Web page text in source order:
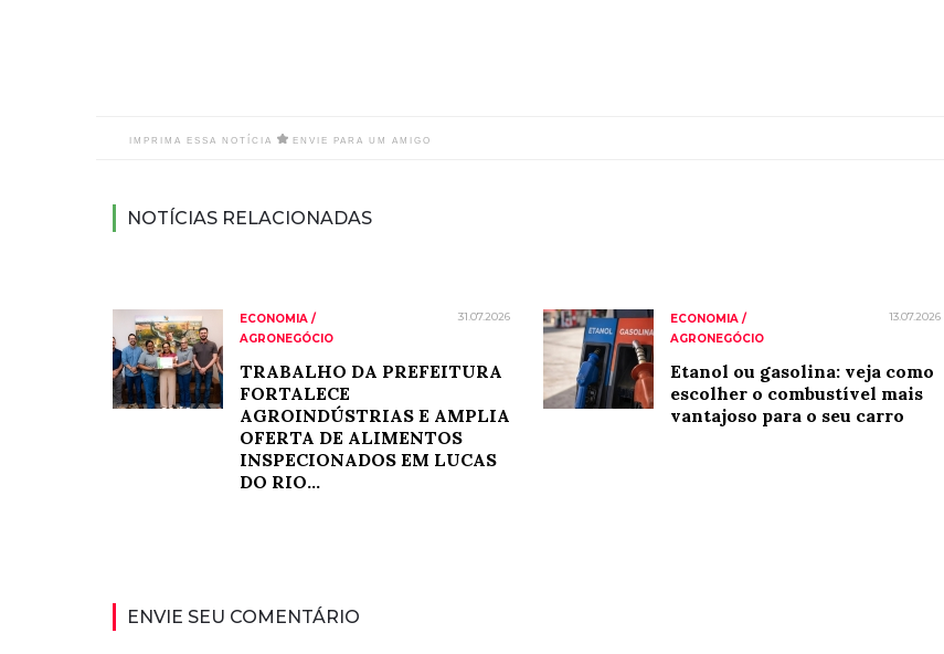
IMPRIMA ESSA NOTÍCIA ENVIE PARA UM AMIGO
NOTÍCIAS RELACIONADAS
ECONOMIA /
AGRONEGÓCIO
31.07.2026
TRABALHO DA PREFEITURA
FORTALECE
AGROINDÚSTRIAS E AMPLIA
OFERTA DE ALIMENTOS
INSPECIONADOS EM LUCAS
DO RIO...
ECONOMIA /
AGRONEGÓCIO
13.07.2026
Etanol ou gasolina: veja como
escolher o combustível mais
vantajoso para o seu carro
ENVIE SEU COMENTÁRIO